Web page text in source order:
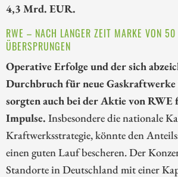
4,3 Mrd. EUR.
RWE – NACH LANGER ZEIT MARKE VON 50
ÜBERSPRUNGEN
Operative Erfolge und der sich
Durchbruch für neue Gaskraftwerke
sorgten auch bei der Aktie von
Impulse. Insbesondere die nationale
Kraftwerksstrategie, könnte den
einen guten Lauf bescheren. Der
Standorte in Deutschland mit einer